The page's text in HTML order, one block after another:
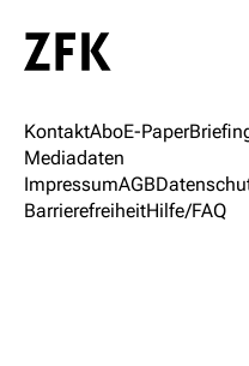
KontaktAboE-Paper
Mediadaten
ImpressumAGB
BarrierefreiheitHilfe/FAQ